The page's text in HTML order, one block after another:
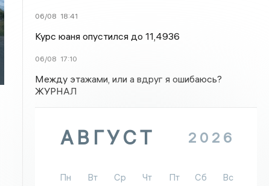
06/08 18:41
Курс юаня опустился до 11,4936
06/08 17:10
Между этажами, или а вдруг я ошибаюсь?
ЖУРНАЛ
АВГУСТ 2026
Пн Вт Ср Чт Пт Сб
Вс